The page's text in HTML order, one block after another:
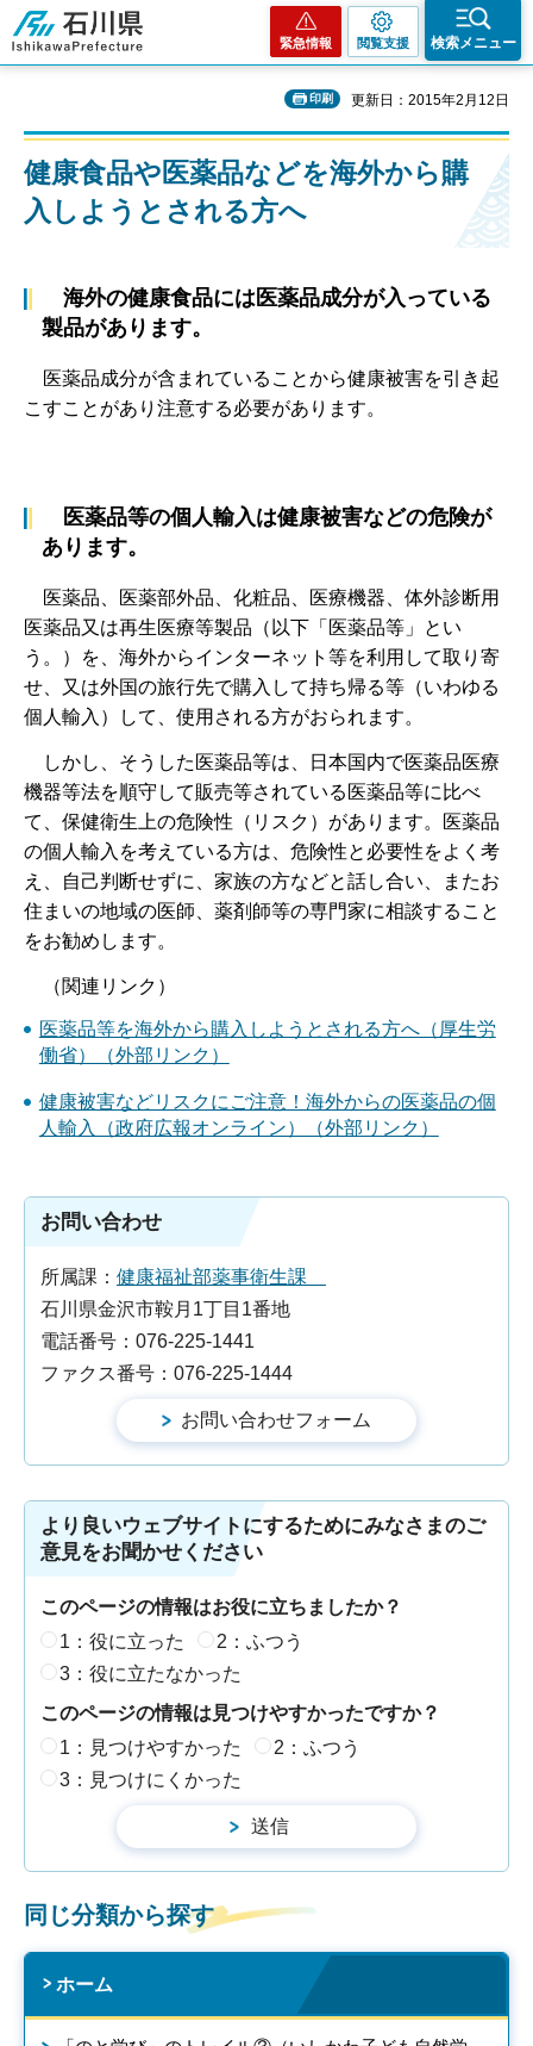
石川県
緊急情報 閲覧支援 検索メニュー
印刷 更新日：2015年2月12日
健康食品や医薬品などを海外から購
入しようとされる方へ
海外の健康食品には医薬品成分が入っている
製品があります。
医薬品成分が含まれていることから健康被害を引き起
こすことがあり注意する必要があります。
医薬品等の個人輸入は健康被害などの危険が
あります。
医薬品、医薬部外品、化粧品、医療機器、体外診断用
医薬品又は再生医療等製品（以下「医薬品等」とい
う。）を、海外からインターネット等を利用して取り寄
せ、又は外国の旅行先で購入して持ち帰る等（いわゆる
個人輸入）して、使用される方がおられます。
しかし、そうした医薬品等は、日本国内で医薬品医療
機器等法を順守して販売等されている医薬品等に比べ
て、保健衛生上の危険性（リスク）があります。医薬品
の個人輸入を考えている方は、危険性と必要性をよく考
え、自己判断せずに、家族の方などと話し合い、またお
住まいの地域の医師、薬剤師等の専門家に相談すること
をお勧めします。
（関連リンク）
医薬品等を海外から購入しようとされる方へ（厚生労
働省）（外部リンク）
健康被害などリスクにご注意！海外からの医薬品の個
人輸入（政府広報オンライン）（外部リンク）
お問い合わせ
所属課： 健康福祉部薬事衛生課
石川県金沢市鞍月1丁目1番地
電話番号：076-225-1441
ファクス番号：076-225-1444
より良いウェブサイトにするためにみなさまのご
意見をお聞かせください
このページの情報はお役に立ちましたか？
1：役に立った
2：ふつう
3：役に立たなかった
このページの情報は見つけやすかったですか？
1：見つけやすかった
2：ふつう
3：見つけにくかった
同じ分類から探す
ホーム